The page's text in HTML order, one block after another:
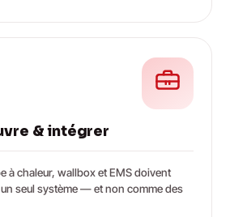
& intégrer
à chaleur, wallbox et EMS doivent
seul système — et non comme des